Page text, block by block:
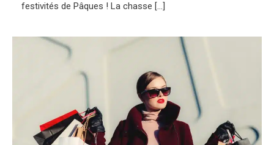
festivités de Pâques ! La chasse […]